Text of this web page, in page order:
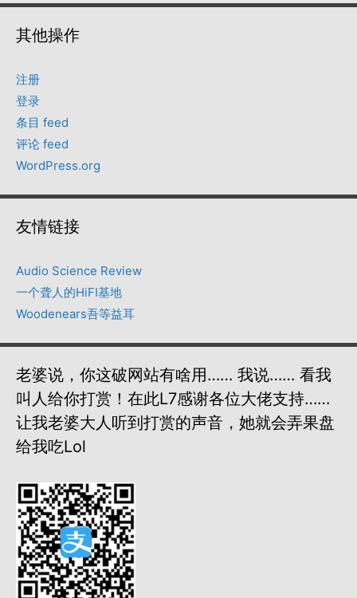
其他操作
注册
登录
条目 feed
评论 feed
WordPress.org
友情链接
Audio Science Review
一个聋人的HiFI基地
Woodenears吾等益耳
老婆说，你这破网站有啥用…… 我说…… 看我
叫人给你打赏！在此L7感谢各位大佬支持……
让我老婆大人听到打赏的声音，她就会弄果盘
给我吃lol